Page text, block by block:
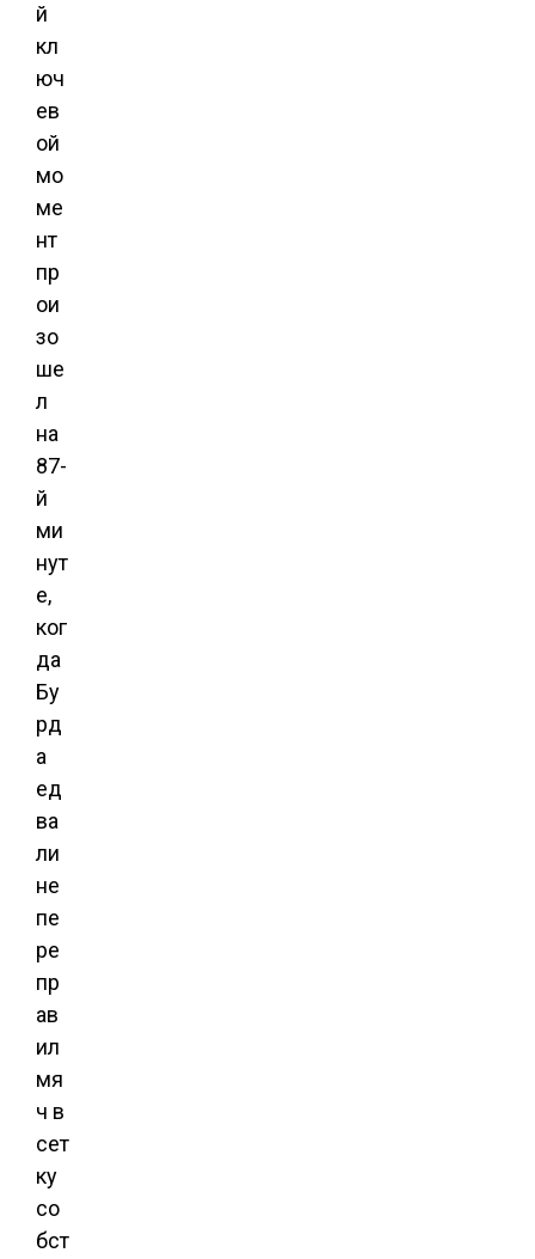
й
кл
юч
ев
ой
мо
ме
нт
пр
ои
зо
ше
л
на
87-
й
ми
нут
е,
ког
да
Бу
рд
а
ед
ва
ли
не
пе
ре
пр
ав
ил
мя
ч в
сет
ку
со
бст